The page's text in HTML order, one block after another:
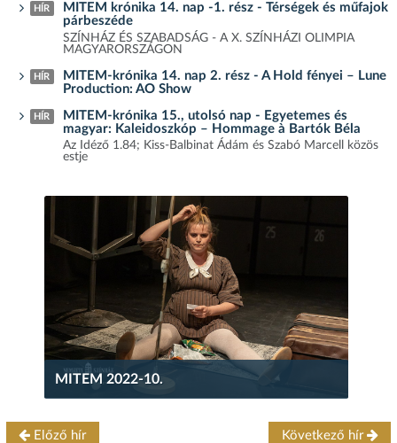
HÍR
MITEM krónika 14. nap -1. rész - Térségek és műfajok
párbeszéde
SZÍNHÁZ ÉS SZABADSÁG - A X. SZÍNHÁZI OLIMPIA
MAGYARORSZÁGON
HÍR
MITEM-krónika 14. nap 2. rész - A Hold fényei – Lune
Production: AO Show
HÍR
MITEM-krónika 15., utolsó nap - Egyetemes és
magyar: Kaleidoszkóp – Hommage à Bartók Béla
Az Idéző 1.84; Kiss-Balbinat Ádám és Szabó Marcell közös
estje
MITEM 2022-10.
Előző hír Következő hír